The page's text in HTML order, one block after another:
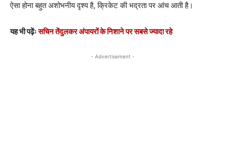
ऐसा होना बहुत अशोभनीय दृश्य है, क्रिकेट की भद्रता पर आंच आती है।
यह भी पढ़ेंःसचिन तेंदुलकर अंपायरों के निशाने पर सबसे ज्यादा रहे
- Advertisement -